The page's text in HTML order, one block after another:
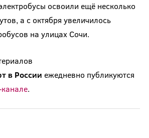
освоили ещё несколько
а с октября увеличилось
на улицах Сочи.
в России ежедневно публикуются
.